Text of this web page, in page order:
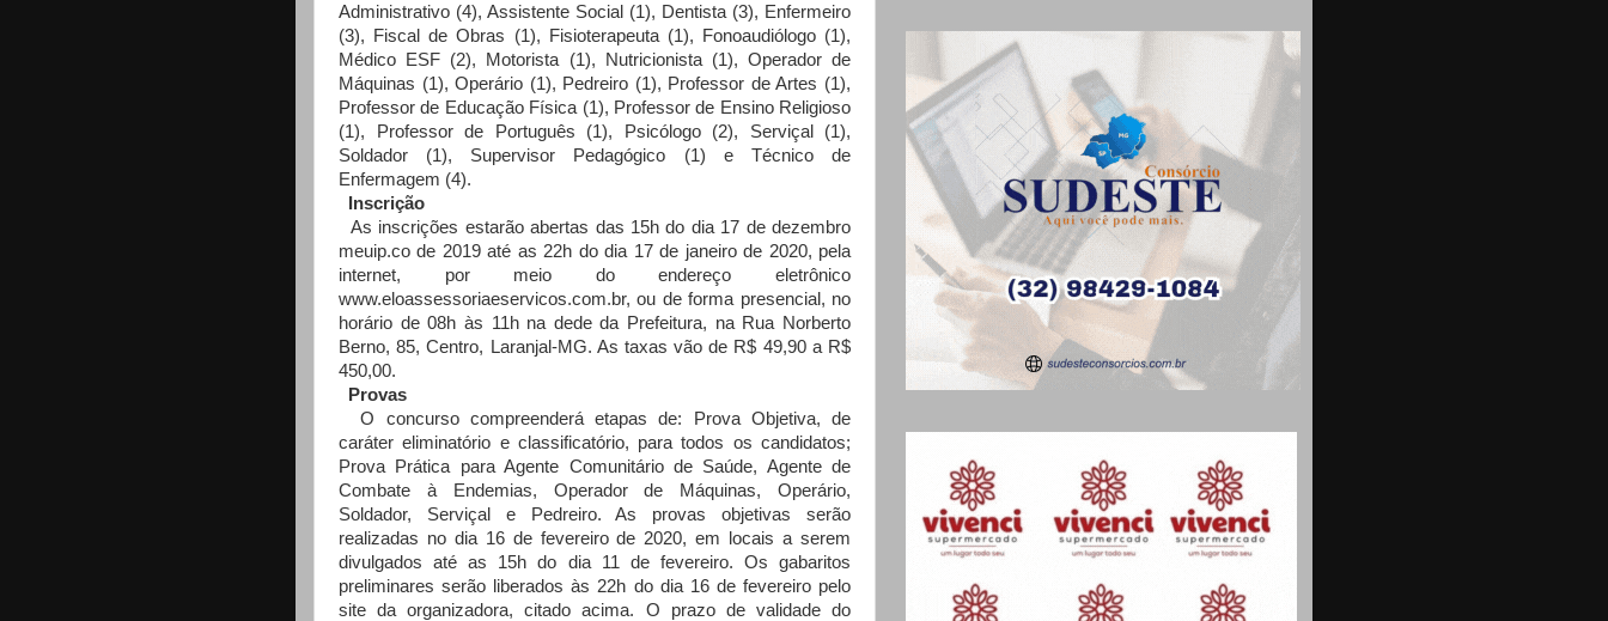
Administrativo (4), Assistente Social (1), Dentista (3), Enfermeiro
(3), Fiscal de Obras (1), Fisioterapeuta (1), Fonoaudiólogo (1),
Médico ESF (2), Motorista (1), Nutricionista (1), Operador de
Máquinas (1), Operário (1), Pedreiro (1), Professor de Artes (1),
Professor de Educação Física (1), Professor de Ensino Religioso
(1), Professor de Português (1), Psicólogo (2), Serviçal (1),
Soldador (1), Supervisor Pedagógico (1) e Técnico de
Enfermagem (4).
Inscrição
As inscrições estarão abertas das 15h do dia 17 de dezembro
meuip.co de 2019 até as 22h do dia 17 de janeiro de 2020, pela
internet, por meio do endereço eletrônico
www.eloassessoriaeservicos.com.br, ou de forma presencial, no
horário de 08h às 11h na dede da Prefeitura, na Rua Norberto
Berno, 85, Centro, Laranjal-MG. As taxas vão de R$ 49,90 a R$
450,00.
Provas
O concurso compreenderá etapas de: Prova Objetiva, de
caráter eliminatório e classificatório, para todos os candidatos;
Prova Prática para Agente Comunitário de Saúde, Agente de
Combate à Endemias, Operador de Máquinas, Operário,
Soldador, Serviçal e Pedreiro. As provas objetivas serão
realizadas no dia 16 de fevereiro de 2020, em locais a serem
divulgados até as 15h do dia 11 de fevereiro. Os gabaritos
preliminares serão liberados às 22h do dia 16 de fevereiro pelo
site da organizadora, citado acima. O prazo de validade do